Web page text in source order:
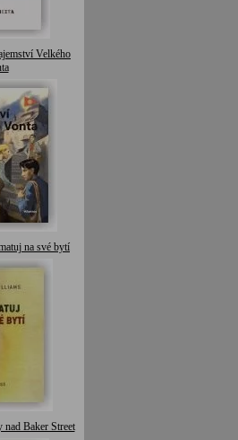
Velkého
na své bytí
nad Baker Street